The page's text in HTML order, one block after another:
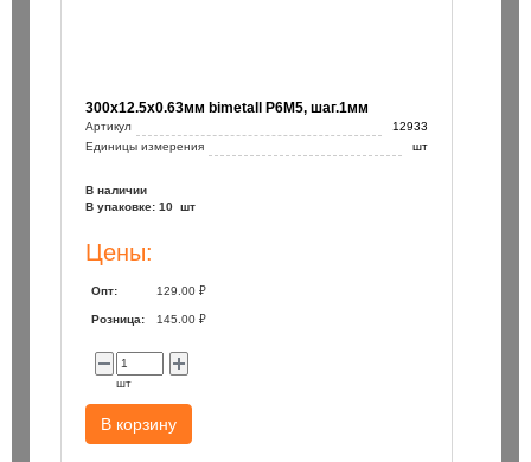
300х12.5х0.63мм bimetall Р6М5, шаг.1мм
Артикул
12933
Единицы измерения
шт
В наличии
В упаковке: 10 шт
Цены:
Опт: 129.00 ₽
Розница: 145.00 ₽
шт
В корзину